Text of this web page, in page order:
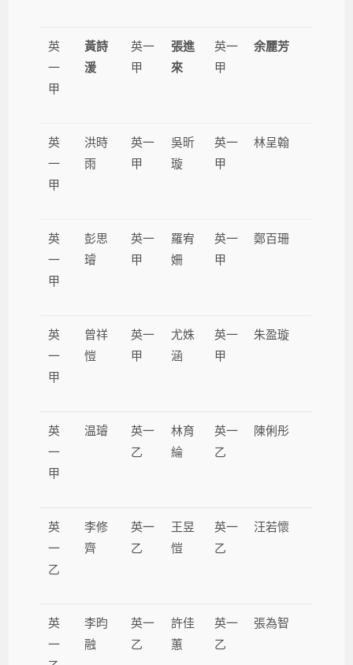
英
一
甲
黃詩
湲
英一
甲
張進
來
英一
甲
余麗芳
英
一
甲
洪時
雨
英一
甲
吳昕
璇
英一
甲
林呈翰
英
一
甲
彭思
璿
英一
甲
羅宥
姍
英一
甲
鄭百珊
英
一
甲
曾祥
愷
英一
甲
尤姝
涵
英一
甲
朱盈璇
英
一
甲
温璿
英一
乙
林育
綸
英一
乙
陳俐彤
英
一
乙
李修
齊
英一
乙
王昱
愷
英一
乙
汪若懷
英
一
李昀
融
英一
乙
許佳
蕙
英一
乙
張為智